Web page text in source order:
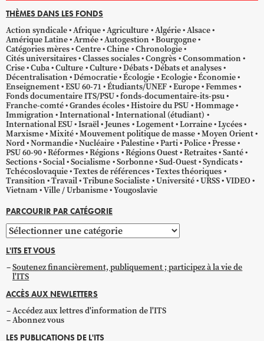
THÈMES DANS LES FONDS
Action syndicale Afrique Agriculture Algérie Alsace
Amérique Latine Armée Autogestion
Bourgogne
Catégories mères Centre Chine Chronologie
Cités universitaires Classes sociales Congrès Consommation
Crise Cuba Culture Culture Débats Débats et analyses
Décentralisation Démocratie Écologie Ecologie Économie
Enseignement ESU 60-71 Étudiants/UNEF Europe Femmes
Fonds documentaire ITS/PSU fonds-documentaire-its-psu
Franche-comté Grandes écoles Histoire du PSU Hommage
Immigration International International (étudiant)
International ESU Israël Jeunes Logement Lorraine Lycées
Marxisme Mixité Mouvement politique de masse Moyen Orient
Nord Normandie Nucléaire Palestine Parti Police Presse
PSU 60-90 Réformes Régions Régions Ouest Retraites Santé
Sections Social Socialisme Sorbonne Sud-Ouest Syndicats
Tchécoslovaquie Textes de références Textes théoriques
Transition Travail Tribune Socialiste Université URSS VIDEO
Vietnam Ville / Urbanisme Yougoslavie
PARCOURIR PAR CATÉGORIE
Parcourir
par
catégorie
L'ITS ET VOUS
Soutenez financièrement, publiquement ; participez à la vie de
l'ITS
ACCÈS AUX NEWLETTERS
Accédez aux lettres d'information de l'ITS
Abonnez vous
LES PUBLICATIONS DE L'ITS